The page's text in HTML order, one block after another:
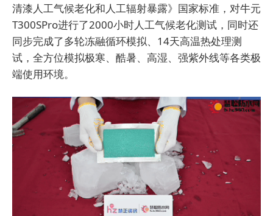
清漆人工气候老化和人工辐射暴露》国家标准，对牛元
T300SPro进行了2000小时人工气候老化测试，同时还
同步完成了多轮冻融循环模拟、14天高温热处理测
试，全方位模拟极寒、酷暑、高湿、强紫外线等各类极
端使用环境。